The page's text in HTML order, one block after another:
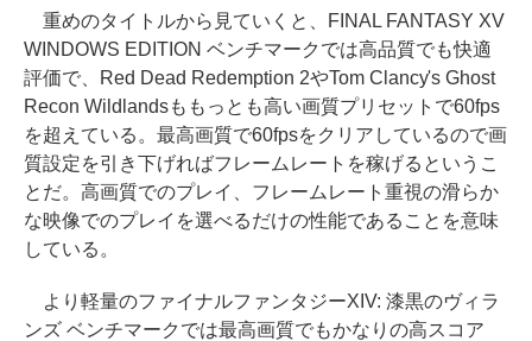
重めのタイトルから見ていくと、FINAL FANTASY XV
WINDOWS EDITION ベンチマークでは高品質でも快適
評価で、Red Dead Redemption 2やTom Clancy's Ghost
Recon Wildlandsももっとも高い画質プリセットで60fps
を超えている。最高画質で60fpsをクリアしているので画
質設定を引き下げればフレームレートを稼げるというこ
とだ。高画質でのプレイ、フレームレート重視の滑らか
な映像でのプレイを選べるだけの性能であることを意味
している。
より軽量のファイナルファンタジーXIV: 漆黒のヴィラ
ンズ ベンチマークでは最高画質でもかなりの高スコア